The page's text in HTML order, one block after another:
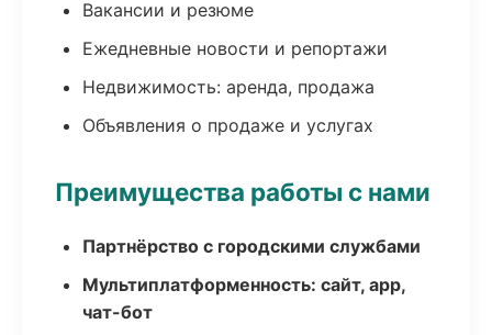
Вакансии и резюме
Ежедневные новости и репортажи
Недвижимость: аренда, продажа
Объявления о продаже и услугах
Преимущества работы с нами
Партнёрство с городскими службами
Мультиплатформенность: сайт, app,
чат-бот